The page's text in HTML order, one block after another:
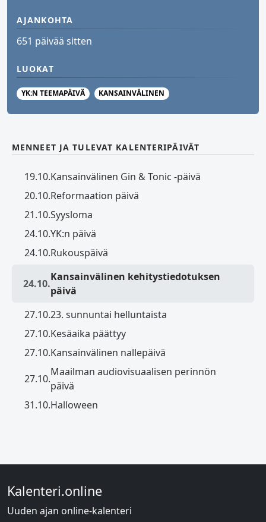
AJANKOHTA
651 päivää sitten
LUOKAT
YK:N TEEMAPÄIVÄ KANSAINVÄLINEN
MENNEET JA TULEVAT KALENTERIPÄIVÄT
19.10.Kansainvälinen Gin & Tonic -päivä
20.10.Reformaation päivä
21.10.Syysloma
24.10.YK:n päivä
24.10.Rukouspäivä
24.10.
Kansainvälinen kehitystiedotuksen
päivä
27.10.23. sunnuntai helluntaista
27.10.Kesäaika päättyy
27.10.Kansainvälinen nallepäivä
27.10.
Maailman audiovisuaalisen perinnön
päivä
31.10.Halloween
Kalenteri.online
Uuden ajan online-kalenteri